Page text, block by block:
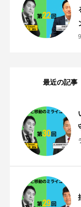
最近の記事